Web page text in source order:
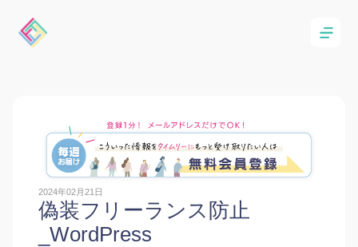
2024年02月21日
偽装フリーランス防止
_WordPress